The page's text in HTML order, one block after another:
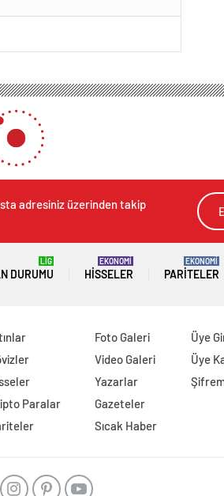
adresiniz üzerinden takip
DURUMU
LİG
HISSELER
EKONOMİ
PARITELER
EKONOMİ
Paralar
Foto Galeri
Video Galeri
Yazarlar
Gazeteler
Sıcak Haber
Üye
Üye